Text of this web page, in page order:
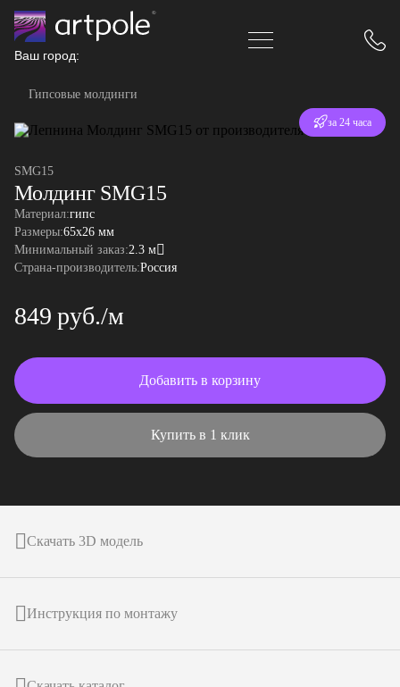
Ваш город:
Гипсовые молдинги
Отгрузка
SMG15
Молдинг SMG15
Материал:гипс
Размеры:65x26 мм
Минимальный заказ:2.3 м
Страна-производитель:Россия
849 руб./м
Добавить в корзину
Купить в 1 клик
Скачать 3D модель
Инструкция по монтажу